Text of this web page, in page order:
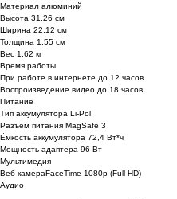
Материал алюминий
Высота 31,26 см
Ширина 22,12 см
Толщина 1,55 см
Вес 1,62 кг
Время работы
При работе в интернете до 12 часов
Воспроизведение видео до 18 часов
Питание
Тип аккумулятора Li-Pol
Разъем питания MagSafe 3
Ёмкость аккумулятора 72,4 Вт*ч
Мощность адаптера 96 Вт
Мультимедия
Веб-камераFaceTime 1080p (Full HD)
Аудио